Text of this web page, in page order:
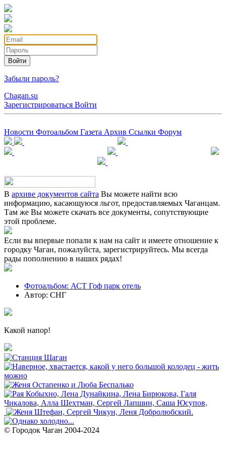
Войти
Забыли пароль?
Chagan.su
Зарегистрироваться Войти
Новости Фотоальбом Газета Архив Ссылки Форум
В архиве документов сайта Вы можете найти всю
информацию, касающуюся льгот, предоставляемых Чаганцам.
Там же Вы можете скачать все документы, сопутствующие
этой проблеме.
Если вы впервые попали к нам на сайт и имеете отношение к
городку Чаган, пожалуйста, зарегистрируйтесь. Мы всегда
рады пополнению в наших рядах!
Фотоальбом: АСТ Гоф парк отель
Автор: СНГ
Какой напор!
© Городок Чаган 2004-2024